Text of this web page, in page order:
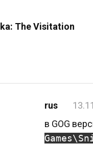
The Visitation
rus
в GOG